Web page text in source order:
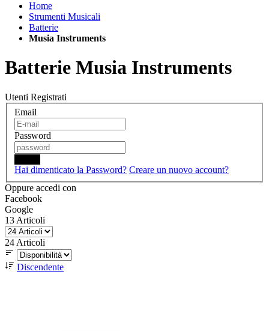
Home
Strumenti Musicali
Batterie
Musia Instruments
Batterie Musia Instruments
Utenti Registrati
Email
Password
Hai dimenticato la Password? Creare un nuovo account?
Oppure accedi con
Facebook
Google
13Articoli
24Articoli
Discendente